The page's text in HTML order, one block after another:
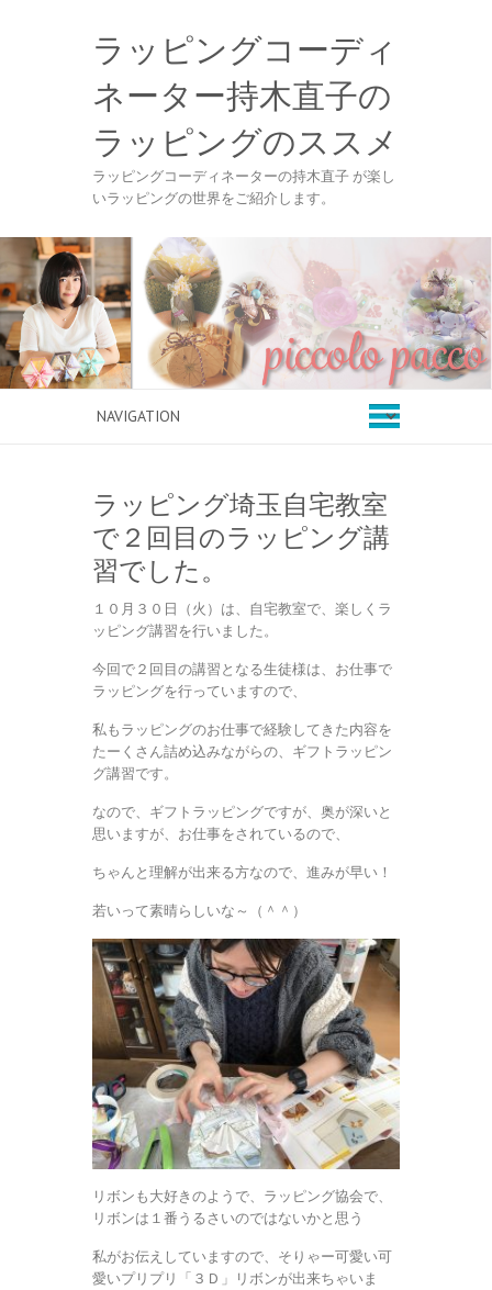
ラッピングコーディ
ネーター持木直子の
ラッピングのススメ
ラッピングコーディネーターの持木直子 が楽し
いラッピングの世界をご紹介します。
ラッピング埼玉自宅教室
で２回目のラッピング講
習でした。
１０月３０日（火）は、自宅教室で、楽しくラ
ッピング講習を行いました。
今回で２回目の講習となる生徒様は、お仕事で
ラッピングを行っていますので、
私もラッピングのお仕事で経験してきた内容を
たーくさん詰め込みながらの、ギフトラッピン
グ講習です。
なので、ギフトラッピングですが、奥が深いと
思いますが、お仕事をされているので、
ちゃんと理解が出来る方なので、進みが早い！
若いって素晴らしいな～（＾＾）
リボンも大好きのようで、ラッピング協会で、
リボンは１番うるさいのではないかと思う
私がお伝えしていますので、そりゃー可愛い可
愛いプリプリ「３Ｄ」リボンが出来ちゃいま